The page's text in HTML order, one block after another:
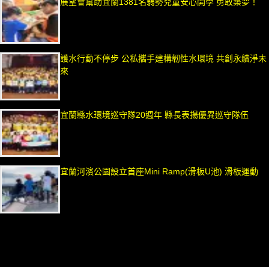
展望會幫助宜蘭1381名弱勢兒童安心開學 勇敢築夢！
護水行動不停步 公私攜手建構韌性水環境 共創永續淨未
來
宜蘭縣水環境巡守隊20週年 縣長表揚優異巡守隊伍
宜蘭河濱公園設立首座Mini Ramp(滑板U池) 滑板運動